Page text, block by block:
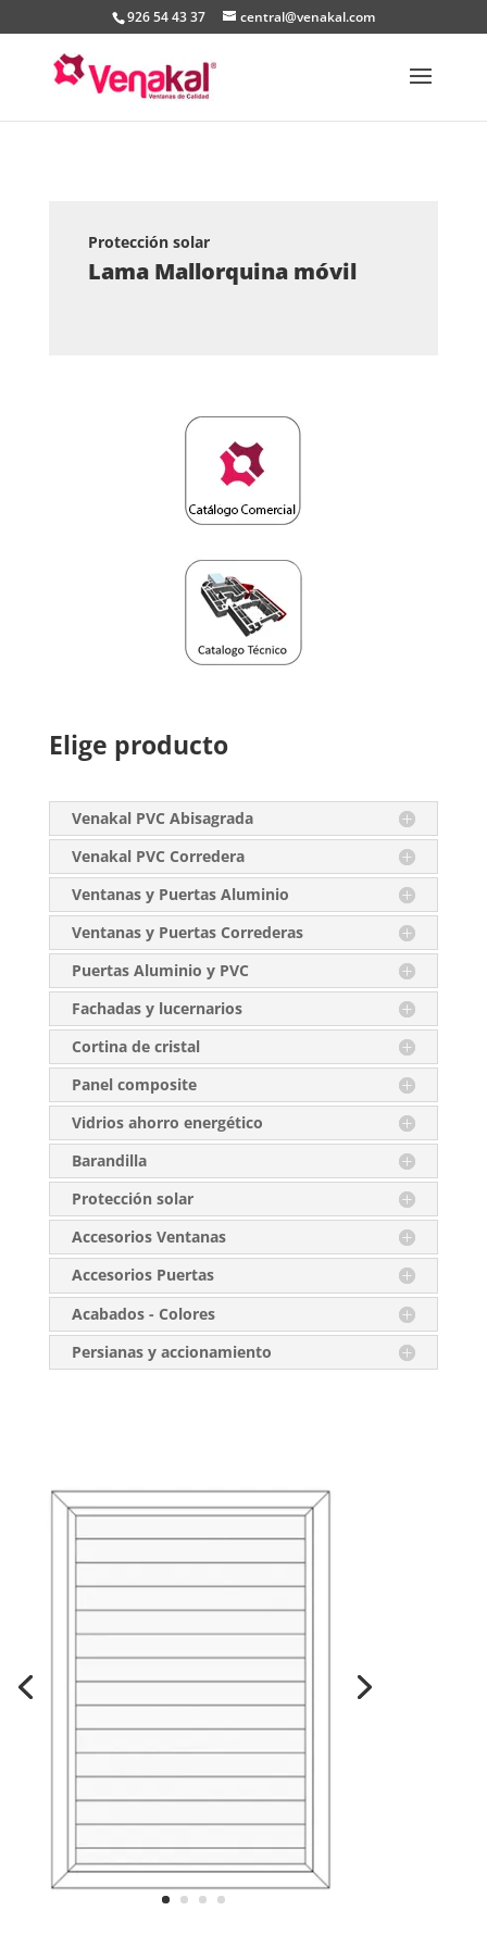
926 54 43 37 central@venakal.com
Protección solar
Lama Mallorquina móvil
Elige producto
Venakal PVC Abisagrada
Venakal PVC Corredera
Ventanas y Puertas Aluminio
Ventanas y Puertas Correderas
Puertas Aluminio y PVC
Fachadas y lucernarios
Cortina de cristal
Panel composite
Vidrios ahorro energético
Barandilla
Protección solar
Accesorios Ventanas
Accesorios Puertas
Acabados - Colores
Persianas y accionamiento